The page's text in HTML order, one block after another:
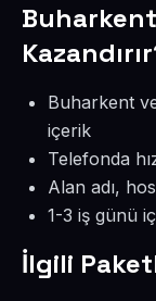
Buharkent
içerik
Telefonda
Alan adı,
1-3 iş günü
İlgili